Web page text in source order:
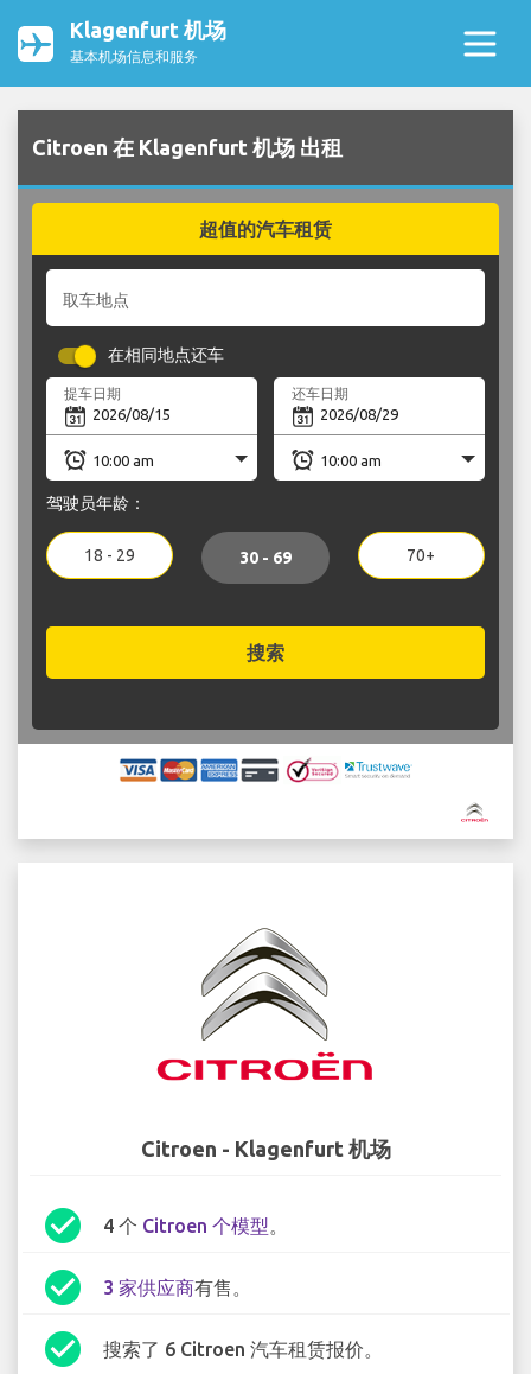
Klagenfurt 机场
基本机场信息和服务
Citroen 在 Klagenfurt 机场 出租
超值的汽车租赁
取车地点
在相同地点还车
提车日期 还车日期
驾驶员年龄：
18 - 29 30 - 69 70+
搜索
Citroen - Klagenfurt 机场
check_circle 4 个 Citroen 个模型。
check_circle 3 家供应商有售。
check_circle 搜索了 6 Citroen 汽车租赁报价。